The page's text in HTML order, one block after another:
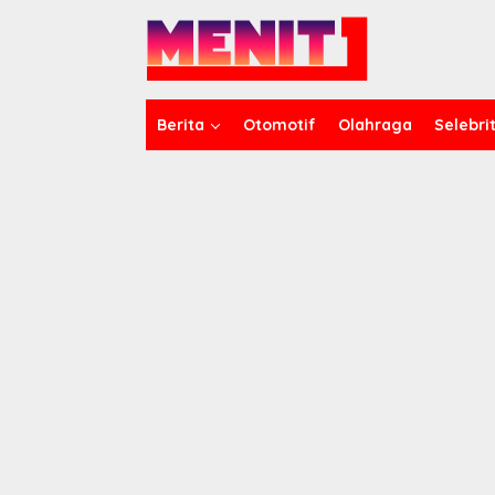
Berita Otomotif Olahraga